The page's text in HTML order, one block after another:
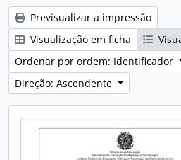
Previsualizar a impressão
Visualização em ficha
Ordenar por ordem: Identificador
Direção: Ascendente